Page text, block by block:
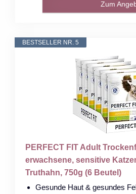
Zum
BESTSELLER NR. 5
PERFECT FIT Adult
erwachsene, sensitive
Truthahn, 750g (6 Beutel)
Gesunde Haut & gesundes